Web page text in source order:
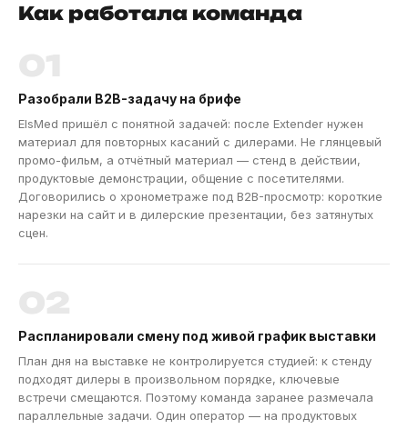
Как работала команда
Разобрали B2B-задачу на брифе
ElsMed пришёл с понятной задачей: после Extender нужен
материал для повторных касаний с дилерами. Не глянцевый
промо-фильм, а отчётный материал — стенд в действии,
продуктовые демонстрации, общение с посетителями.
Договорились о хронометраже под B2B-просмотр: короткие
нарезки на сайт и в дилерские презентации, без затянутых
сцен.
Распланировали смену под живой график выставки
План дня на выставке не контролируется студией: к стенду
подходят дилеры в произвольном порядке, ключевые
встречи смещаются. Поэтому команда заранее размечала
параллельные задачи. Один оператор — на продуктовых